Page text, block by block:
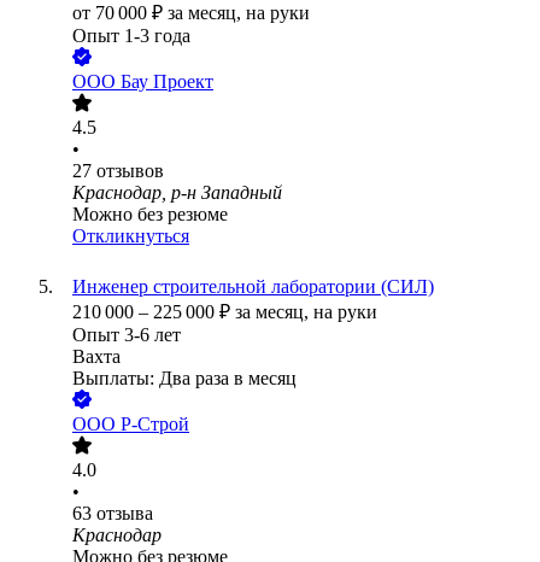
от 70 000 ₽ за месяц, на руки
Опыт 1-3 года
ООО Бау Проект
4.5
•
27 отзывов
Краснодар, р-н Западный
Можно без резюме
Откликнуться
Инженер строительной лаборатории (СИЛ)
210 000 – 225 000 ₽ за месяц, на руки
Опыт 3-6 лет
Вахта
Выплаты: Два раза в месяц
ООО Р-Строй
4.0
•
63 отзыва
Краснодар
Можно без резюме